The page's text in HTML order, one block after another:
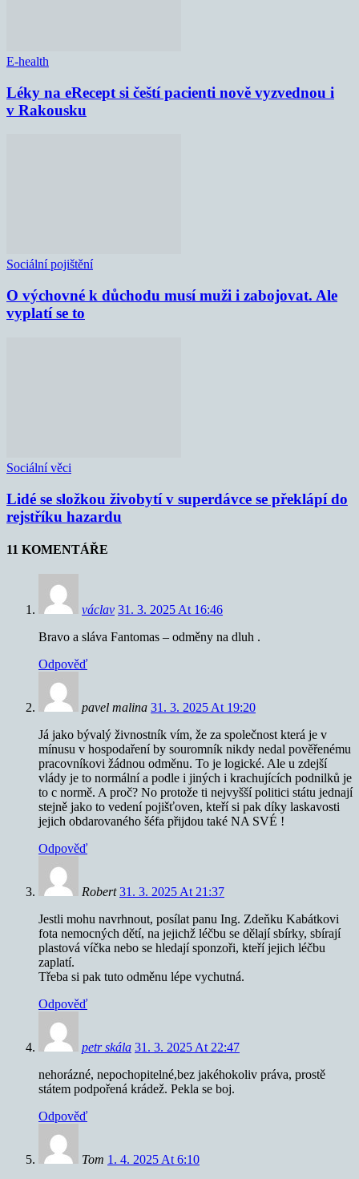
E-health
Léky na eRecept si čeští pacienti nově vyzvednou i
v Rakousku
Sociální pojištění
O výchovné k důchodu musí muži i zabojovat. Ale
vyplatí se to
Sociální věci
Lidé se složkou živobytí v superdávce se překlápí do
rejstříku hazardu
11 KOMENTÁŘE
václav 31. 3. 2025 At 16:46
Bravo a sláva Fantomas – odměny na dluh .
Odpověď
pavel malina 31. 3. 2025 At 19:20
Já jako bývalý živnostník vím, že za společnost která je v
mínusu v hospodaření by souromník nikdy nedal pověřenému
pracovníkovi žádnou odměnu. To je logické. Ale u zdejší
vlády je to normální a podle i jiných i krachujících podnilků je
to c normě. A proč? No protože ti nejvyšší politici státu jednají
stejně jako to vedení pojišťoven, kteří si pak díky laskavosti
jejich obdarovaného šéfa přijdou také NA SVÉ !
Odpověď
Robert 31. 3. 2025 At 21:37
Jestli mohu navrhnout, posílat panu Ing. Zdeňku Kabátkovi
fota nemocných dětí, na jejichž léčbu se dělají sbírky, sbírají
plastová víčka nebo se hledají sponzoři, kteří jejich léčbu
zaplatí.
Třeba si pak tuto odměnu lépe vychutná.
Odpověď
petr skála 31. 3. 2025 At 22:47
nehorázné, nepochopitelné,bez jakéhokoliv práva, prostě
státem podpořená krádež. Pekla se boj.
Odpověď
Tom 1. 4. 2025 At 6:10